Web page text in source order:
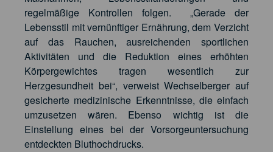
regelmäßige Kontrollen folgen. „Gerade der
Lebensstil mit vernünftiger Ernährung, dem Verzicht
auf das Rauchen, ausreichenden sportlichen
Aktivitäten und die Reduktion eines erhöhten
Körpergewichtes tragen wesentlich zur
Herzgesundheit bei“, verweist Wechselberger auf
gesicherte medizinische Erkenntnisse, die einfach
umzusetzen wären. Ebenso wichtig ist die
Einstellung eines bei der Vorsorgeuntersuchung
entdeckten Bluthochdrucks.